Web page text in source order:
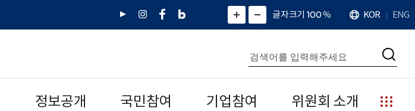
유
인
페
네
그
)
화
면
면
소
확
대
치
글자크기 100%
언
어
KOR ENG
통
합
검
색
검
정보공개 국민참여 기업참여 위원회 소개
누